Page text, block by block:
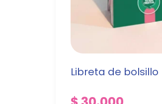
Libreta de bolsillo